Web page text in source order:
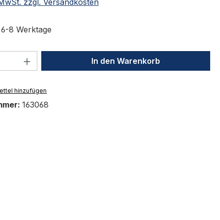
8 Werktage
Anzahl: Gib den gewünschten Wert
In den Warenkorb
hinzufügen
163068